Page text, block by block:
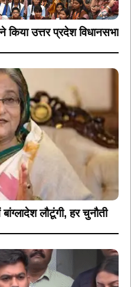
किया उत्तर प्रदेश विधानसभा
लौटूंगी, हर चुनौती